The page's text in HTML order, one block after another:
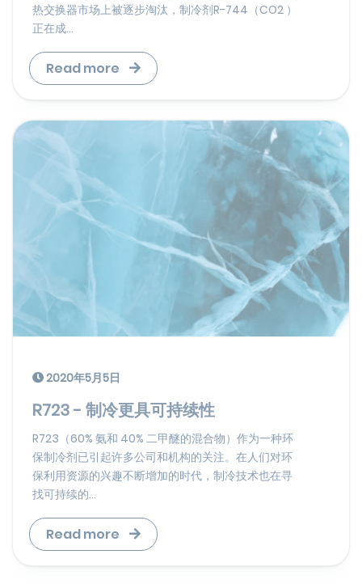
热交换器市场上被逐步淘汰，制冷剂R-744（CO2 ）
正在成...
Read more
2020年5月5日
R723 - 制冷更具可持续性
R723（60% 氨和 40% 二甲醚的混合物）作为一种环
保制冷剂已引起许多公司和机构的关注。在人们对环
保利用资源的兴趣不断增加的时代，制冷技术也在寻
找可持续的...
Read more